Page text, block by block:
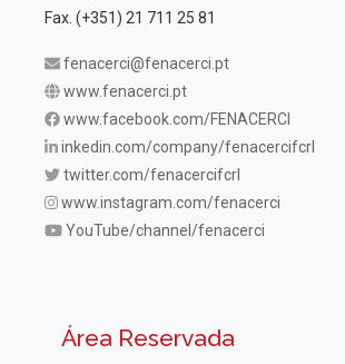
Fax. (+351) 21 711 25 81
fenacerci@fenacerci.pt
www.fenacerci.pt
www.facebook.com/FENACERCI
inkedin.com/company/fenacercifcrl
twitter.com/fenacercifcrl
www.instagram.com/fenacerci
YouTube/channel/fenacerci
Área Reservada